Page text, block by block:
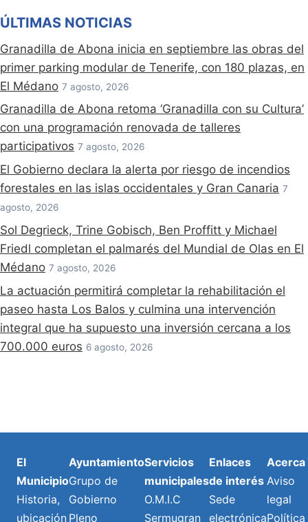
ÚLTIMAS NOTICIAS
Granadilla de Abona inicia en septiembre las obras del
primer parking modular de Tenerife, con 180 plazas, en
El Médano 7 agosto, 2026
Granadilla de Abona retoma ‘Granadilla con su Cultura’
con una programación renovada de talleres
participativos 7 agosto, 2026
El Gobierno declara la alerta por riesgo de incendios
forestales en las islas occidentales y Gran Canaria 7
agosto, 2026
Sol Degrieck, Trine Gobisch, Ben Proffitt y Michael
Friedl completan el palmarés del Mundial de Olas en El
Médano 7 agosto, 2026
La actuación permitirá completar la rehabilitación el
paseo hasta Los Balos y culmina una intervención
integral que ha supuesto una inversión cercana a los
700.000 euros 6 agosto, 2026
El
Municipio
Historia,
ubicación
Ayuntamiento
Grupo de
Gobierno
Pleno
Servicios
municipales
O.M.I.C
Sermugran
Enlaces
de interés
Sede
electrónica
Acerca
Aviso
legal
Política